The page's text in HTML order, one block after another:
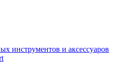
инструментов и аксессуаров